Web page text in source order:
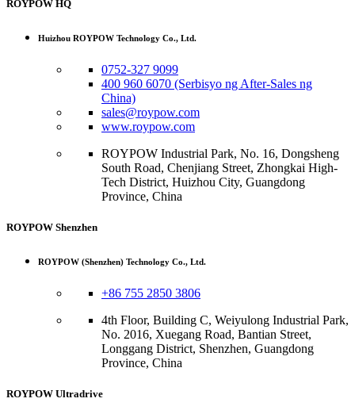
ROYPOW HQ
Huizhou ROYPOW Technology Co., Ltd.
0752-327 9099
400 960 6070 (Serbisyo ng After-Sales ng
China)
sales@roypow.com
www.roypow.com
ROYPOW Industrial Park, No. 16, Dongsheng
South Road, Chenjiang Street, Zhongkai High-
Tech District, Huizhou City, Guangdong
Province, China
ROYPOW Shenzhen
ROYPOW (Shenzhen) Technology Co., Ltd.
+86 755 2850 3806
4th Floor, Building C, Weiyulong Industrial Park,
No. 2016, Xuegang Road, Bantian Street,
Longgang District, Shenzhen, Guangdong
Province, China
ROYPOW Ultradrive